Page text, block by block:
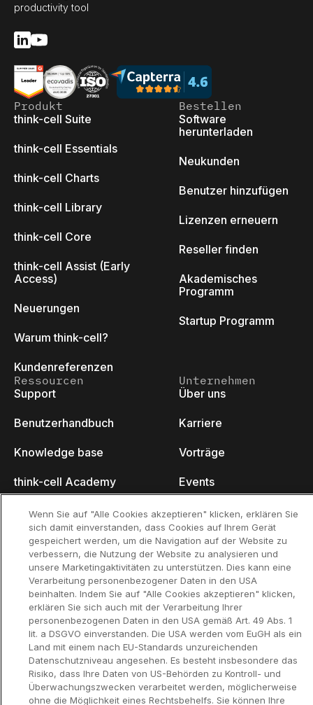
productivity tool
Produkt
think-cell Suite
think-cell Essentials
think-cell Charts
think-cell Library
think-cell Core
think-cell Assist (Early
Access)
Neuerungen
Warum think-cell?
Kundenreferenzen
Bestellen
Software
herunterladen
Neukunden
Benutzer hinzufügen
Lizenzen erneuern
Reseller finden
Akademisches
Programm
Startup Programm
Ressourcen
Support
Benutzerhandbuch
Knowledge base
think-cell Academy
Video-Tutorials
Content Hub
Webinare
Unternehmen
Über uns
Karriere
Vorträge
Events
Developer Blog
Kontakt
©2002-2026 think-cell Software GmbH
Datenschutzerklär
ung
Kontaktinformationen und rechtlicher
Hinweis
Wenn Sie auf "Alle Cookies akzeptieren" klicken, erklären Sie
sich damit einverstanden, dass Cookies auf Ihrem Gerät
gespeichert werden, um die Navigation auf der Website zu
verbessern, die Nutzung der Website zu analysieren und
unsere Marketingaktivitäten zu unterstützen. Dies kann eine
Verarbeitung personenbezogener Daten in den USA
beinhalten. Indem Sie auf "Alle Cookies akzeptieren" klicken,
erklären Sie sich auch mit der Verarbeitung Ihrer
personenbezogenen Daten in den USA gemäß Art. 49 Abs. 1
lit. a DSGVO einverstanden. Die USA werden vom EuGH als ein
Land mit einem nach EU-Standards unzureichenden
Datenschutzniveau angesehen. Es besteht insbesondere das
Risiko, dass Ihre Daten von US-Behörden zu Kontroll- und
Überwachungszwecken verarbeitet werden, möglicherweise
ohne die Möglichkeit eines Rechtsbehelfs. Sie können Ihre